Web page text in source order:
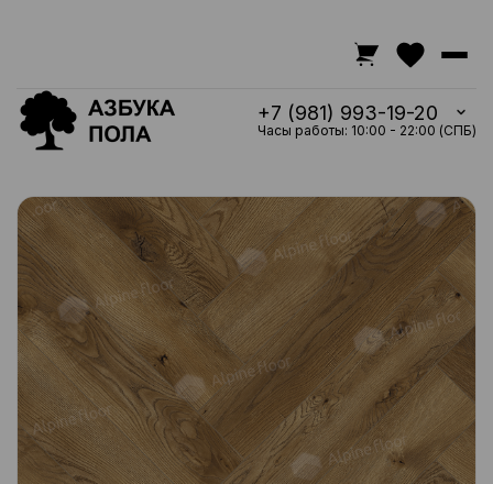
+7 (981) 993-19-20
Часы работы: 10:00 - 22:00 (СПБ)